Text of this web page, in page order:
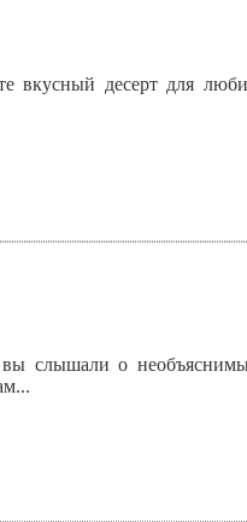
вкусный десерт для
слышали о